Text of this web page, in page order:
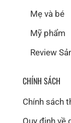
Mẹ và bé
Mỹ phẩm
Review
CHÍNH SÁCH
Chính sách
Quy định về